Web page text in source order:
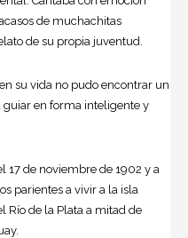
de muchachitas
de su propia juventud.
su vida no pudo encontrar un
en forma inteligente y
17 de noviembre de 1902 y a
parientes a vivir a la isla
Río de la Plata a mitad de